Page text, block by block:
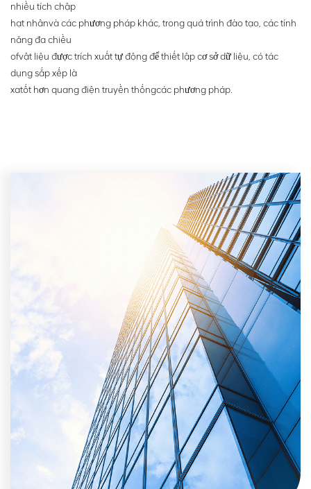
nhiều tích chập
hạt nhânvà các phương pháp khác, trong quá trình đào tạo, các tính
năng đa chiều
ofvật liệu được trích xuất tự động để thiết lập cơ sở dữ liệu, có tác
dụng sắp xếp là
xatốt hơn quang điện truyền thốngcác phương pháp.